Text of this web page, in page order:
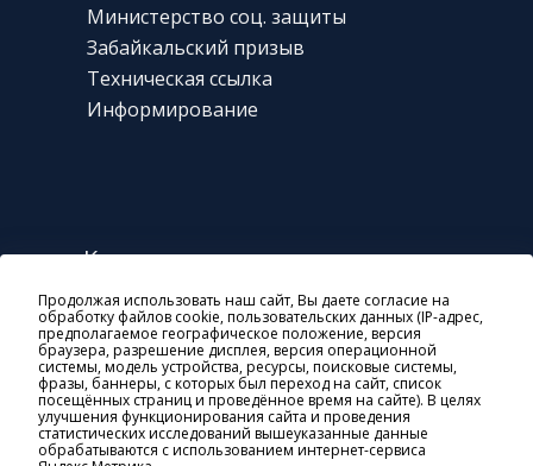
Продолжая использовать наш сайт, Вы даете согласие на
обработку файлов cookie, пользовательских данных (IP-адрес,
предполагаемое географическое положение, версия
браузера, разрешение дисплея, версия операционной
системы, модель устройства, ресурсы, поисковые системы,
фразы, баннеры, с которых был переход на сайт, список
посещённых страниц и проведённое время на сайте). В целях
улучшения функционирования сайта и проведения
статистических исследований вышеуказанные данные
обрабатываются с использованием интернет-сервиса
Министерство соц. защиты
Забайкальский призыв
Техническая ссылка
Информирование
Контакты
г. Чита, ул. Богомягкова, 23
8 800 10-000-01
general@soczashita-chita.ru
пн-чт: 08:45-18:00
пт: 8:45-17:00